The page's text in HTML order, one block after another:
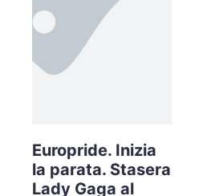
Europride. Inizia
la parata. Stasera
Lady Gaga al